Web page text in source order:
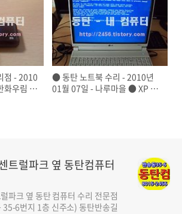
점 - 2010
화우림 ●
● 동탄 노트북 수리 - 2010년
01월 07일 - 나루마을 ● XP 설
트럴파크 옆 동탄컴퓨터
파크 옆 동탄 컴퓨터 수리 전문점
35-6번지 1층 신주소) 동탄반송길